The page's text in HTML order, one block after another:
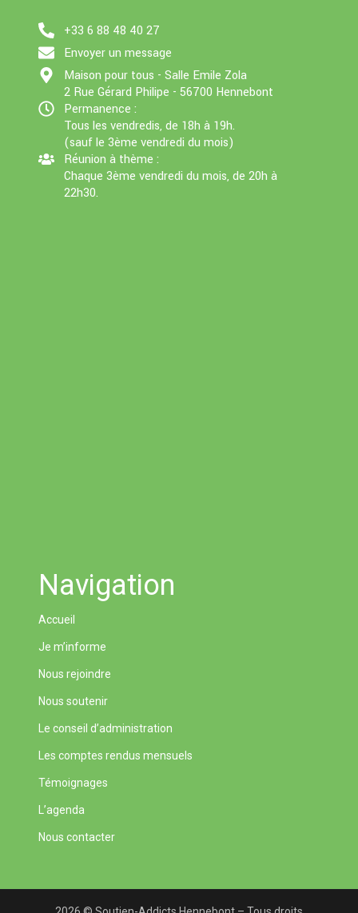
+33 6 88 48 40 27
Envoyer un message
Maison pour tous - Salle Emile Zola
2 Rue Gérard Philipe - 56700 Hennebont
Permanence :
Tous les vendredis, de 18h à 19h.
(sauf le 3ème vendredi du mois)
Réunion à thème :
Chaque 3ème vendredi du mois, de 20h à
22h30.
Navigation
Accueil
Je m’informe
Nous rejoindre
Nous soutenir
Le conseil d’administration
Les comptes rendus mensuels
Témoignages
L’agenda
Nous contacter